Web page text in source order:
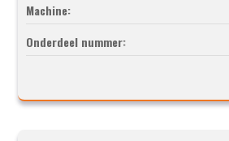
Machine:
Onderdeel nummer: